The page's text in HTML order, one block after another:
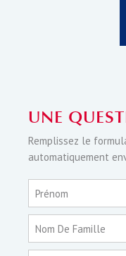
UNE
Remplissez le
automatiquement
Prénom
Nom De Famille